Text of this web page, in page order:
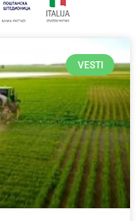
VESTI